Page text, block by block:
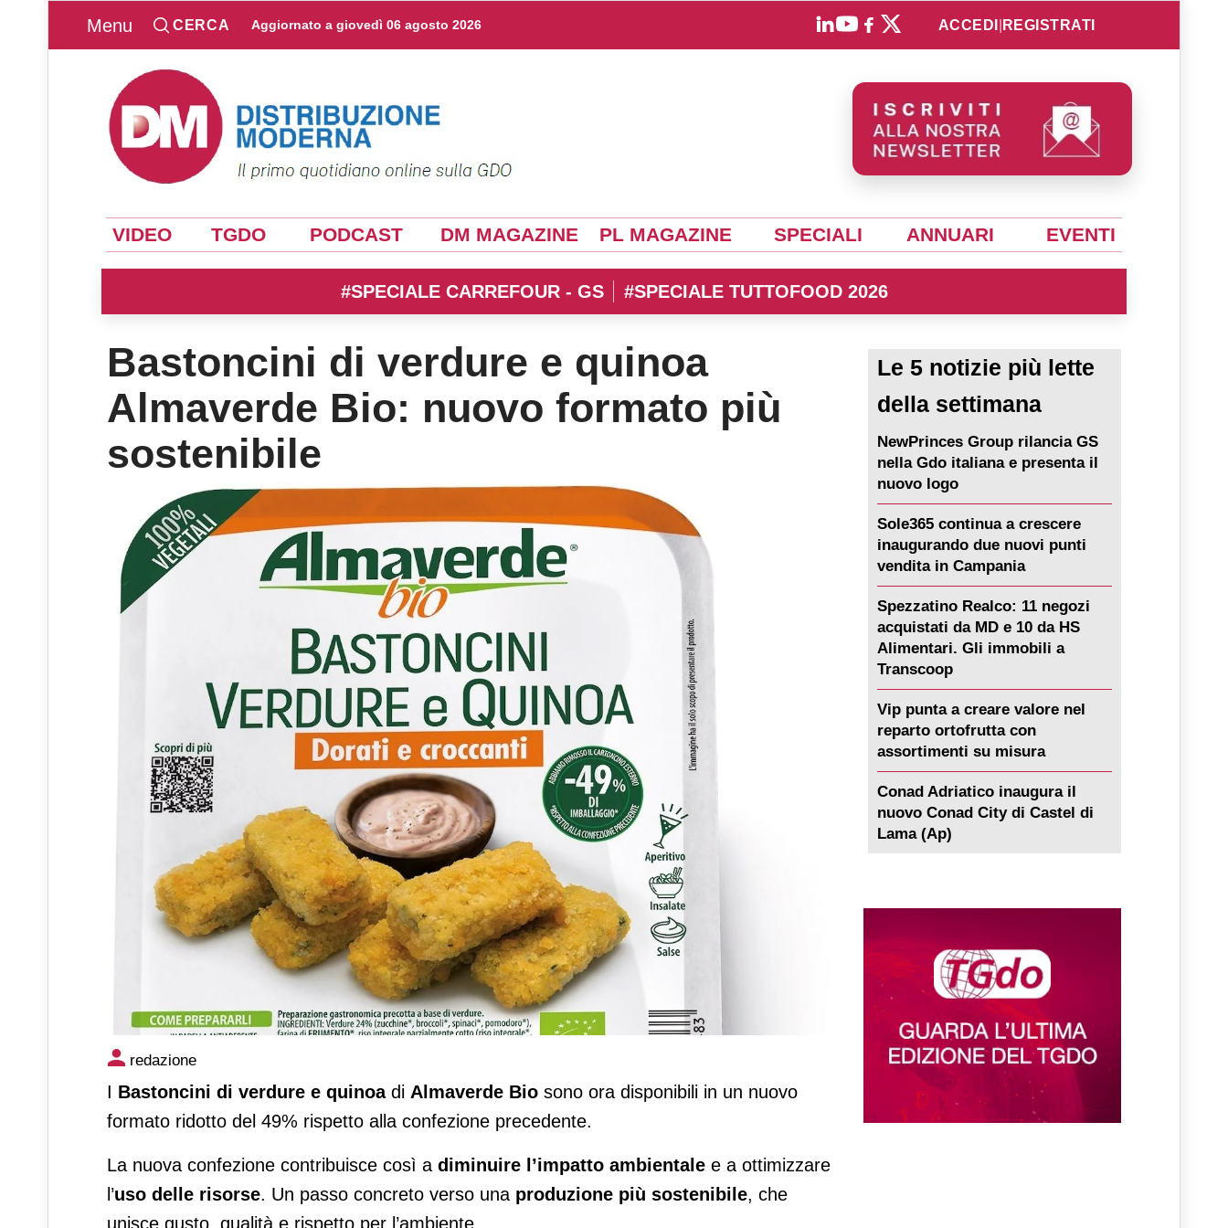
Menu CERCA Aggiornato a giovedì 06 agosto 2026 ACCEDI REGISTRATI
VIDEO TGDO PODCAST DM MAGAZINE PL MAGAZINE SPECIALI ANNUARI EVENTI
#SPECIALE CARREFOUR - GS #SPECIALE TUTTOFOOD 2026
Bastoncini di verdure e quinoa
Almaverde Bio: nuovo formato più
sostenibile
Bastoncini di verdure e quinoa Almaverde Bio: nuovo formato più
sostenibile
redazione
I Bastoncini di verdure e quinoadi Almaverde Bio sono ora disponibili in un nuovo
formato ridotto del 49% rispetto alla confezione precedente.
La nuova confezione contribuisce così a diminuire l’impatto ambientale e a ottimizzare
l’uso delle risorse. Un passo concreto verso una produzione più sostenibile, che
unisce gusto, qualità e rispetto per l’ambiente.
Le 5 notizie più lette
della settimana
NewPrinces Group rilancia GS
nella Gdo italiana e presenta il
nuovo logo
Sole365 continua a crescere
inaugurando due nuovi punti
vendita in Campania
Spezzatino Realco: 11 negozi
acquistati da MD e 10 da HS
Alimentari. Gli immobili a
Transcoop
Vip punta a creare valore nel
reparto ortofrutta con
assortimenti su misura
Conad Adriatico inaugura il
nuovo Conad City di Castel di
Lama (Ap)